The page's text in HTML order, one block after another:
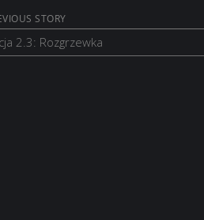
STORY
2.3: Rozgrzewka